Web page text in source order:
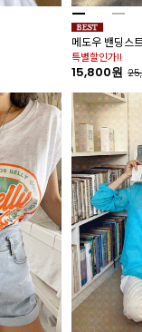
메도우 밴딩스
특별할인가!!
15,800원